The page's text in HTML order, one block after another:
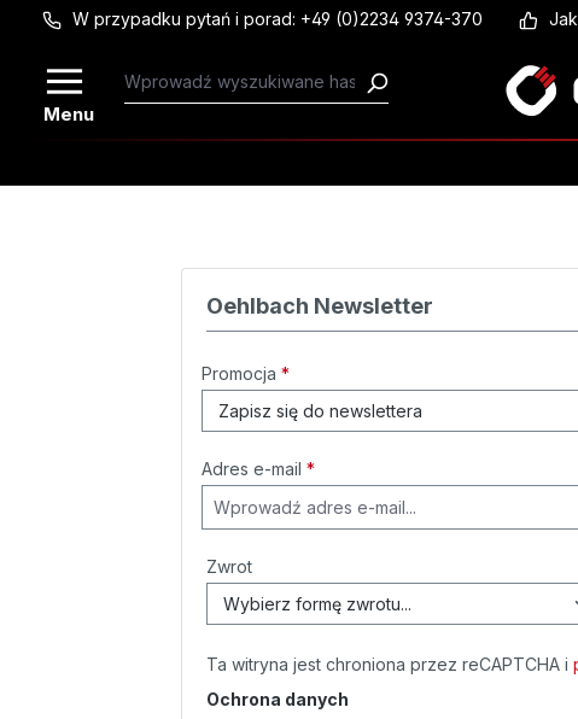
Przejdź do głównej zawartości
W przypadku pytań i porad: +49 (0)2234 9374-370
Menu
Oehlbach Newsletter
Promocja *
Adres e-mail *
Zwrot
Ta witryna jest chroniona przez reCAPTCHA i
Ochrona danych